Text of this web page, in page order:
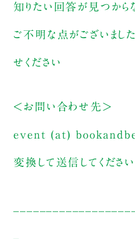
知りたい回答が見つから
ご不明な点がございまし
せください
＜お問い合わせ先＞
event (at)
変換して送信してください